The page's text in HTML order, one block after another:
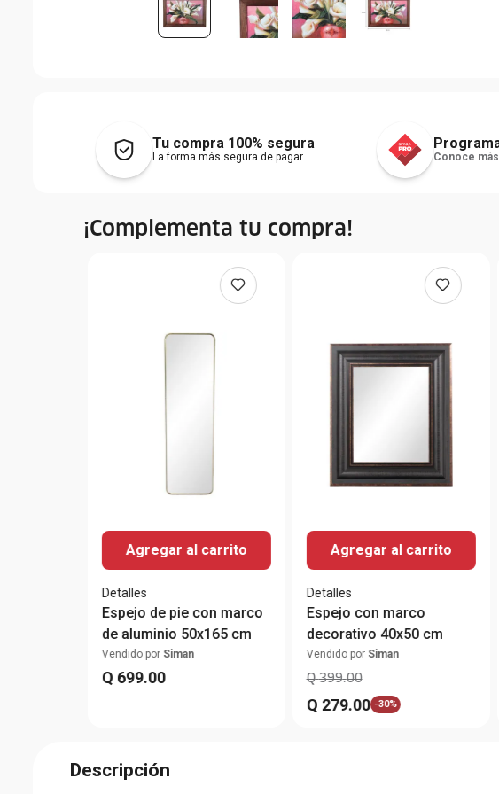
Tu compra 100% segura
La forma más segura de pagar Conoce
¡Complementa tu compra!
Agregar al carrito
Detalles
Espejo de pie con marco
de aluminio 50x165 cm
Vendido por Siman
Q 699.00
Agregar al carrito
Detalles
Espejo con marco
decorativo 40x50 cm
Vendido por Siman
Q 399.00
Q 279.00 -30%
Descripción